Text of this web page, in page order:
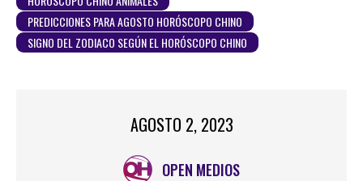
PREDICCIONES PARA AGOSTO HORÓSCOPO CHINO
SIGNO DEL ZODIACO SEGÚN EL HORÓSCOPO CHINO
AGOSTO 2, 2023
OPEN MEDIOS